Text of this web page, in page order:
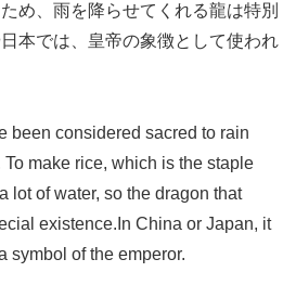
め、雨を降らせてくれる龍は特別
本では、皇帝の象徴として使われ
been considered sacred to rain
make rice, which is the staple
lot of water, so the dragon that
existence.In China or Japan, it
symbol of the emperor.